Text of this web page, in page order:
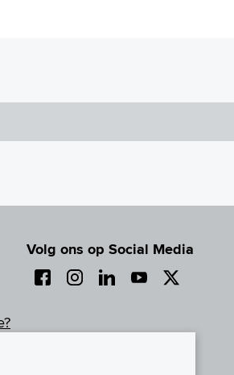
Volg ons op Social Media